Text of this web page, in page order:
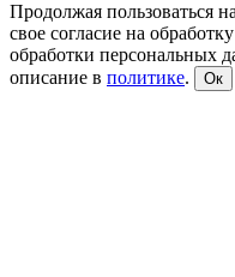
Продолжая пользоваться
свое согласие на
обработки персональных
описание в политике. Ок